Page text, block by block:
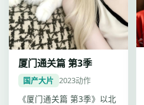
厦门通关篇 第3季
国产大片 2023动作
《厦门通关篇 第3季》以北